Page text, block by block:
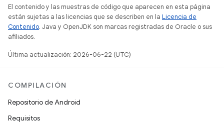
El contenido y las muestras de código que aparecen en esta página
están sujetas a las licencias que se describen en la Licencia de
Contenido. Java y OpenJDK son marcas registradas de Oracle o sus
afiliados.
Última actualización: 2026-06-22 (UTC)
COMPILACIÓN
Repositorio de Android
Requisitos